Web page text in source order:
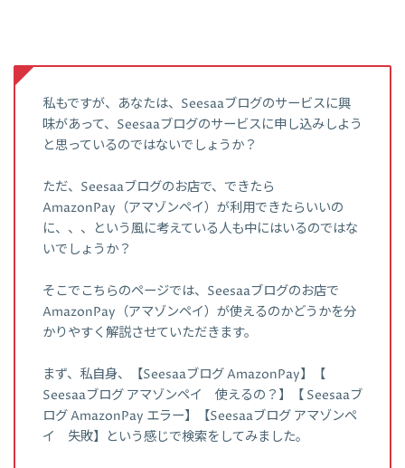
私もですが、あなたは、Seesaaブログのサービスに興
味があって、Seesaaブログのサービスに申し込みしよう
と思っているのではないでしょうか？
ただ、Seesaaブログのお店で、できたら
AmazonPay（アマゾンペイ）が利用できたらいいの
に、、、という風に考えている人も中にはいるのではな
いでしょうか？
そこでこちらのページでは、Seesaaブログのお店で
AmazonPay（アマゾンペイ）が使えるのかどうかを分
かりやすく解説させていただきます。
まず、私自身、【Seesaaブログ AmazonPay】【
Seesaaブログ アマゾンペイ 使えるの？】【 Seesaaブ
ログ AmazonPay エラー】【Seesaaブログ アマゾンペ
イ 失敗】という感じで検索をしてみました。